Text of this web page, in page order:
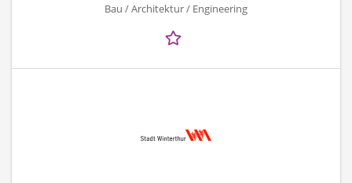
Bau / Architektur / Engineering